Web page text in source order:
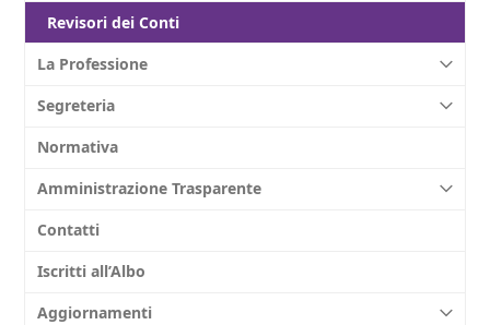
Revisori dei Conti
La Professione
Segreteria
Normativa
Amministrazione Trasparente
Contatti
Iscritti all’Albo
Aggiornamenti